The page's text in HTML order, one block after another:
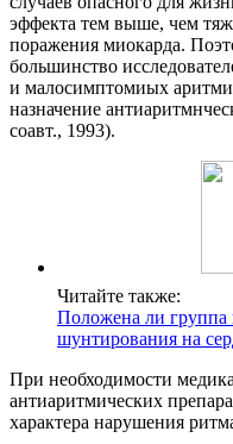
эффекта тем выше, чем
поражения миокарда.
большинство
и малосимптомиых
назначение
соавт., 1993).
Читайте также:
Положена ли группа
шунтирования на
При необходимости
антиаритмических
характера нарушения